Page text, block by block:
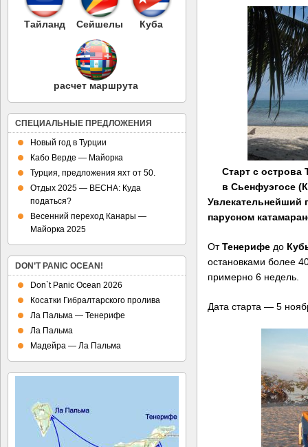
Старт с острова
в Сьенфуэгосе (
Увлекательнейший
парусном
ОтТенерифе до
остановками более
примерно 6 недель.
Дата старта — 5
Тайланд Сейшелы Куба
расчет маршрута
СПЕЦИАЛЬНЫЕ ПРЕДЛОЖЕНИЯ
Новый год в Турции
Кабо Верде — Майорка
Турция, предложения яхт от 50.
Отдых 2025 — ВЕСНА: Куда
податься?
Весенний переход Канары —
Майорка 2025
DON’T PANIC OCEAN!
Don`t Panic Ocean 2026
Косатки Гибралтарского пролива
Ла Пальма — Тенерифе
Ла Пальма
Мадейра — Ла Пальма